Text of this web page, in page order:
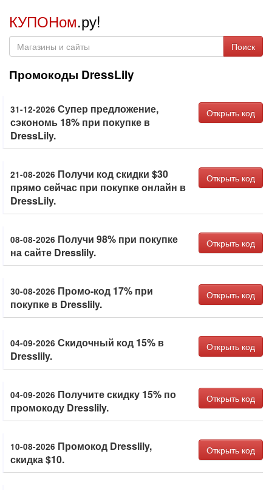
КУПОНом.ру!
Поиск
Промокоды DressLily
31-12-2026 Супер предложение,
сэкономь 18% при покупке в
DressLily.
Открыть код
21-08-2026 Получи код скидки $30
прямо сейчас при покупке онлайн в
DressLily.
Открыть код
08-08-2026 Получи 98% при покупке
на сайте Dresslily.
Открыть код
30-08-2026 Промо-код 17% при
покупке в Dresslily.
Открыть код
04-09-2026 Скидочный код 15% в
Dresslily.
Открыть код
04-09-2026 Получите скидку 15% по
промокоду Dresslily.
Открыть код
10-08-2026 Промокод Dresslily,
скидка $10.
Открыть код